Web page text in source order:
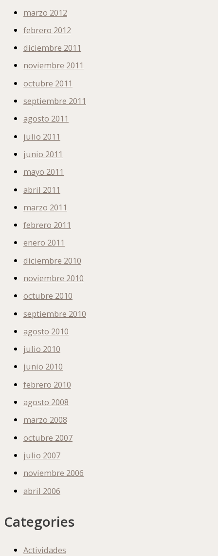
marzo 2012
febrero 2012
diciembre 2011
noviembre 2011
octubre 2011
septiembre 2011
agosto 2011
julio 2011
junio 2011
mayo 2011
abril 2011
marzo 2011
febrero 2011
enero 2011
diciembre 2010
noviembre 2010
octubre 2010
septiembre 2010
agosto 2010
julio 2010
junio 2010
febrero 2010
agosto 2008
marzo 2008
octubre 2007
julio 2007
noviembre 2006
abril 2006
Categories
Actividades